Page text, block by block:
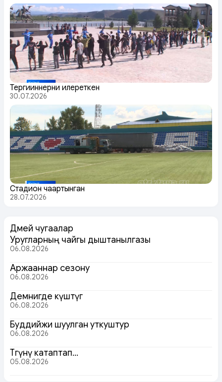
Тергииннерни илереткен
30.07.2026
Стадион чаартынган
28.07.2026
Дөмей чугаалар
Уругларның чайгы дыштанылгазы
06.08.2026
Аржааннар сезону
06.08.2026
Демнигде күштүг
06.08.2026
Буддийжи шуулган уткуштур
06.08.2026
Төөгүнү катаптап…
05.08.2026